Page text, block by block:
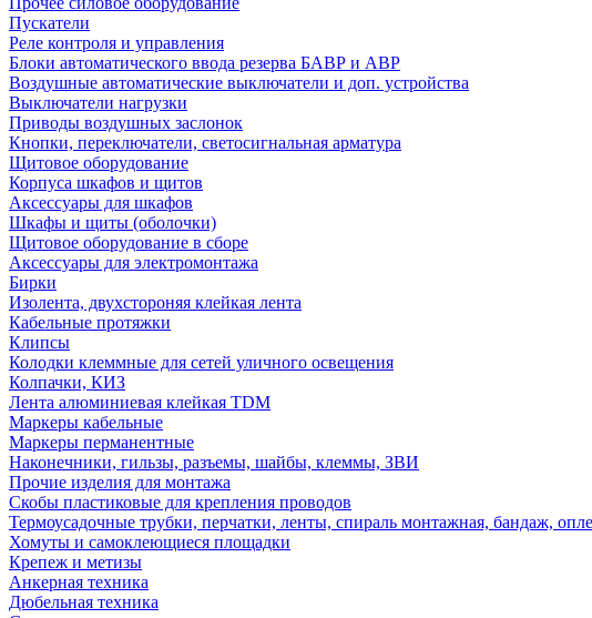
Пускатели
Реле контроля и управления
Блоки автоматического ввода резерва БАВР и АВР
Воздушные автоматические выключатели и доп. устройства
Выключатели нагрузки
Приводы воздушных заслонок
Кнопки, переключатели, светосигнальная арматура
Щитовое оборудование
Корпуса шкафов и щитов
Аксессуары для шкафов
Шкафы и щиты (оболочки)
Щитовое оборудование в сборе
Аксессуары для электромонтажа
Бирки
Изолента, двухстороняя клейкая лента
Кабельные протяжки
Клипсы
Колодки клеммные для сетей уличного освещения
Колпачки, КИЗ
Лента алюминиевая клейкая TDM
Маркеры кабельные
Маркеры перманентные
Наконечники, гильзы, разъемы, шайбы, клеммы, ЗВИ
Прочие изделия для монтажа
Скобы пластиковые для крепления проводов
Термоусадочные трубки, перчатки, ленты, спираль монтажная, бандаж,
Хомуты и самоклеющиеся площадки
Крепеж и метизы
Анкерная техника
Дюбельная техника